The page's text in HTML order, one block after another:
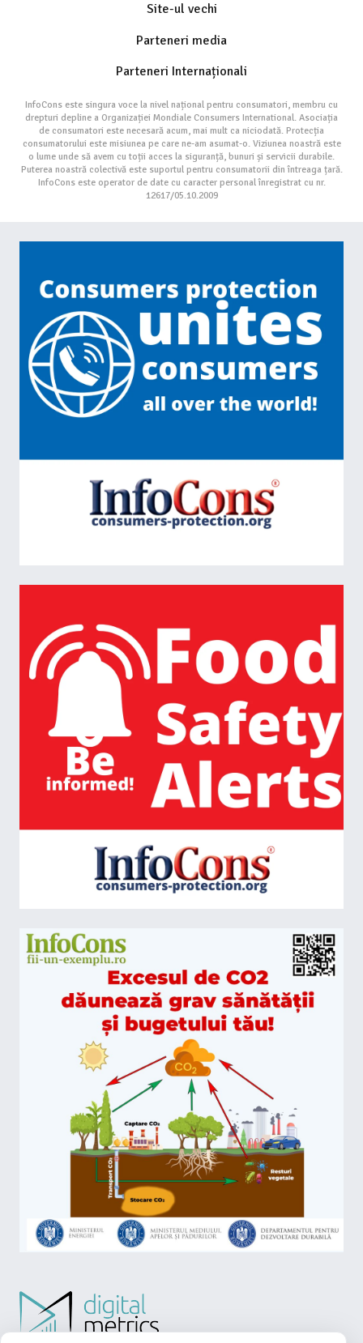
Site-ul vechi
Parteneri media
Parteneri Internaționali
InfoCons este singura voce la nivel național pentru consumatori, membru cu
drepturi depline a Organizației Mondiale Consumers International. Asociația
de consumatori este necesară acum, mai mult ca niciodată. Protecția
consumatorului este misiunea pe care ne-am asumat-o. Viziunea noastră este
o lume unde să avem cu toții acces la siguranță, bunuri și servicii durabile.
Puterea noastră colectivă este suportul pentru consumatorii din întreaga țară.
InfoCons este operator de date cu caracter personal înregistrat cu nr.
12617/05.10.2009